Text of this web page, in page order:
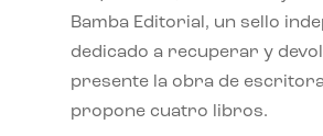
Bamba Editorial, un sello
dedicado a recuperar y
presente la obra de
propone cuatro libros.